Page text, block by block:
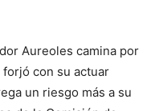
Aureoles camina por
con su actuar
un riesgo más a su